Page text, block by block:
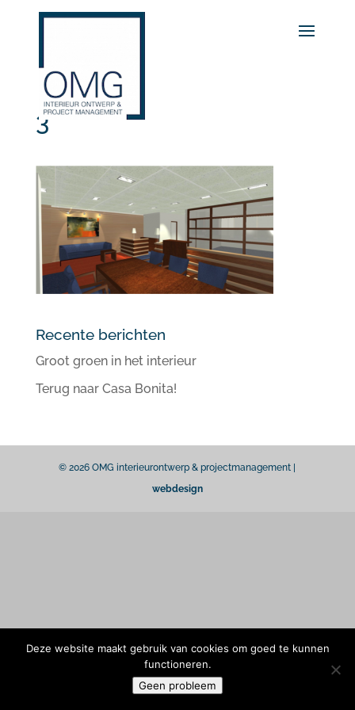
3
Recente berichten
Groot groen in het interieur
Terug naar Casa Bonita!
© 2026 OMG interieurontwerp & projectmanagement |
webdesign
Deze website maakt gebruik van cookies om goed te kunnen
functioneren.
Geen probleem